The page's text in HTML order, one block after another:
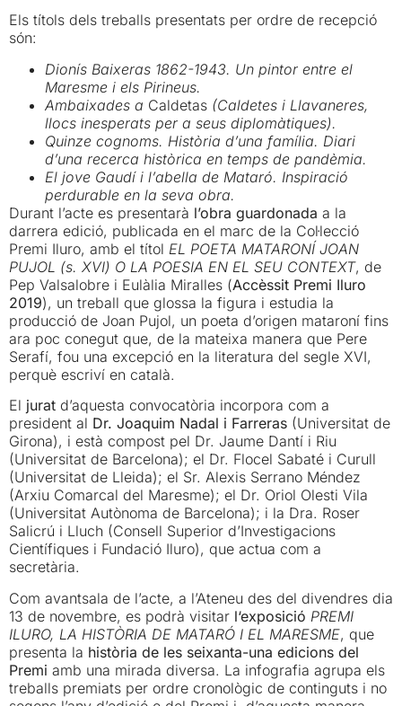
Els títols dels treballs presentats per ordre de recepció
són:
Dionís Baixeras 1862-1943. Un pintor entre el
Maresme i els Pirineus.
Ambaixades a Caldetas (Caldetes i Llavaneres,
llocs inesperats per a seus diplomàtiques).
Quinze cognoms. Història d’una família. Diari
d’una recerca històrica en temps de pandèmia.
El jove Gaudí i l’abella de Mataró. Inspiració
perdurable en la seva obra.
Durant l’acte es presentarà l’obra guardonada a la
darrera edició, publicada en el marc de la Col·lecció
Premi Iluro, amb el títol EL POETA MATARONÍ JOAN
PUJOL (s. XVI) O LA POESIA EN EL SEU CONTEXT, de
Pep Valsalobre i Eulàlia Miralles (Accèssit Premi Iluro
2019), un treball que glossa la figura i estudia la
producció de Joan Pujol, un poeta d’origen mataroní fins
ara poc conegut que, de la mateixa manera que Pere
Serafí, fou una excepció en la literatura del segle XVI,
perquè escriví en català.
El jurat d’aquesta convocatòria incorpora com a
president al Dr. Joaquim Nadal i Farreras (Universitat de
Girona), i està compost pel Dr. Jaume Dantí i Riu
(Universitat de Barcelona); el Dr. Flocel Sabaté i Curull
(Universitat de Lleida); el Sr. Alexis Serrano Méndez
(Arxiu Comarcal del Maresme); el Dr. Oriol Olesti Vila
(Universitat Autònoma de Barcelona); i la Dra. Roser
Salicrú i Lluch (Consell Superior d’Investigacions
Científiques i Fundació Iluro), que actua com a
secretària.
Com avantsala de l’acte, a l’Ateneu des del divendres dia
13 de novembre, es podrà visitar l‘exposició PREMI
ILURO, LA HISTÒRIA DE MATARÓ I EL MARESME, que
presenta la història de les seixanta-una edicions del
Premi amb una mirada diversa. La infografia agrupa els
treballs premiats per ordre cronològic de continguts i no